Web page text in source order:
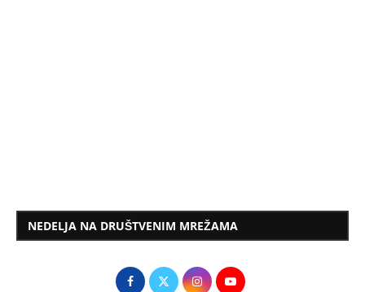
NEDELJA NA DRUŠTVENIM MREŽAMA